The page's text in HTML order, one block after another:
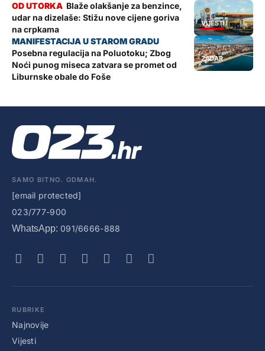
VIJESTI
Blaže olakšanje za benzince,
udar na dizelaše: Stižu nove cijene goriva
na crpkama
ZADAR
Posebna regulacija na Poluotoku; Zbog
Noći punog miseca zatvara se promet od
Liburnske obale do Foše
SAMO BITNO. ODMAH.
[email protected]
023/777-900
WhatsApp: 091/6666-888
RUBRIKE
Najnovije
Vijesti